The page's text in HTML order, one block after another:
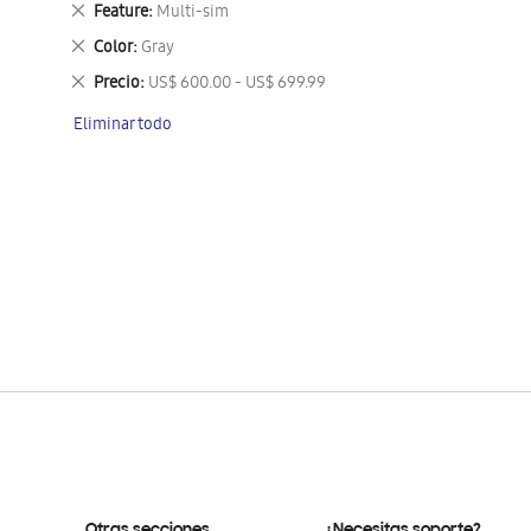
Feature Multi-sim
Eliminar
este
artículo
Color Gray
Eliminar
este
artículo
Precio US$ 600.00 - US$ 699.99
Eliminar
artículo
Eliminar todo